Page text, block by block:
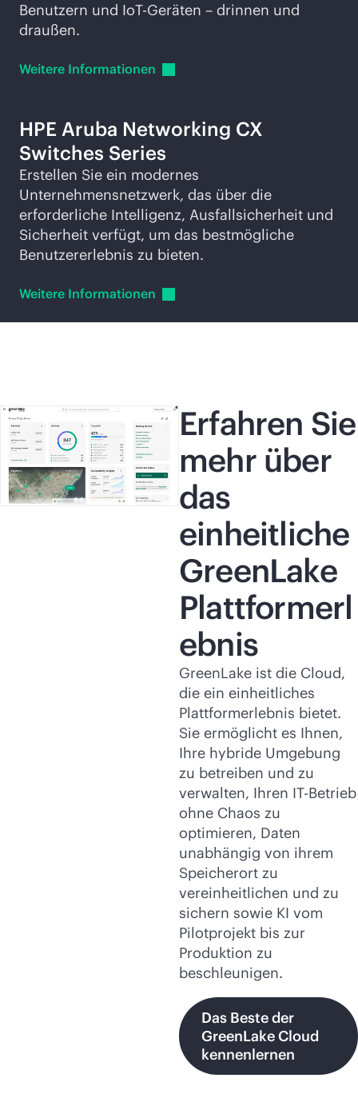
Benutzern und IoT-Geräten – drinnen und
draußen.
Weitere Informationen
HPE Aruba Networking CX
Switches Series
Erstellen Sie ein modernes
Unternehmensnetzwerk, das über die
erforderliche Intelligenz, Ausfallsicherheit und
Sicherheit verfügt, um das bestmögliche
Benutzererlebnis zu bieten.
Weitere Informationen
Erfahren Sie
mehr über
das
einheitliche
GreenLake
Plattformerl
ebnis
GreenLake ist die Cloud,
die ein einheitliches
Plattformerlebnis bietet.
Sie ermöglicht es Ihnen,
Ihre hybride Umgebung
zu betreiben und zu
verwalten, Ihren IT-Betrieb
ohne Chaos zu
optimieren, Daten
unabhängig von ihrem
Speicherort zu
vereinheitlichen und zu
sichern sowie KI vom
Pilotprojekt bis zur
Produktion zu
beschleunigen.
Das Beste der
GreenLake Cloud
kennenlernen